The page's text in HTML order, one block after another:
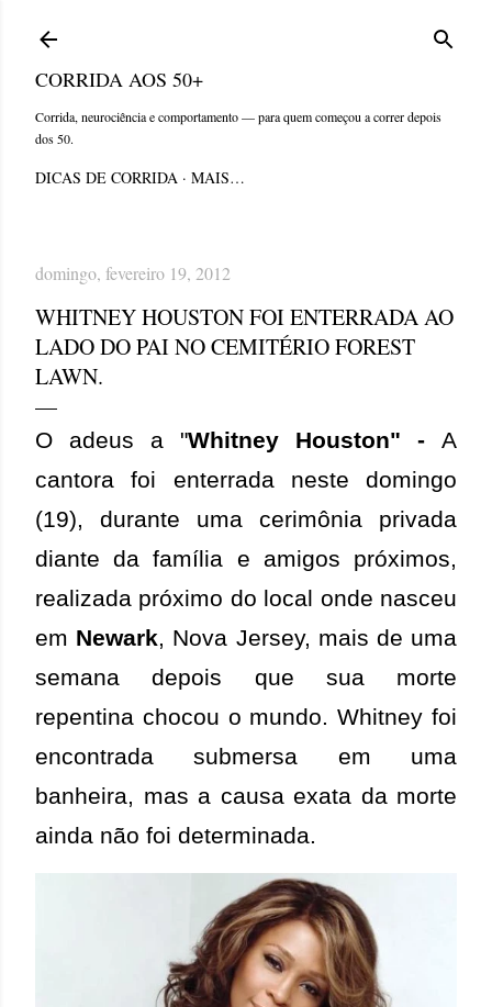
CORRIDA AOS 50+
Corrida, neurociência e comportamento — para quem começou a correr depois
dos 50.
DICAS DE CORRIDA MAIS…
domingo, fevereiro 19, 2012
WHITNEY HOUSTON FOI ENTERRADA AO
LADO DO PAI NO CEMITÉRIO FOREST
LAWN.
O adeus a "Whitney Houston" - A
cantora foi enterrada neste domingo
(19), durante uma cerimônia privada
diante da família e amigos próximos,
realizada próximo do local onde nasceu
em Newark, Nova Jersey, mais de uma
semana depois que sua morte
repentina chocou o mundo. Whitney foi
encontrada submersa em uma
banheira, mas a causa exata da morte
ainda não foi determinada.